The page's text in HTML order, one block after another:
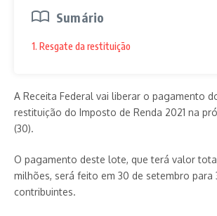
Sumário
1. Resgate da restituição
A Receita Federal vai liberar o pagamento
restituição do Imposto de Renda 2021 na
(30).
O pagamento deste lote, que terá valor
milhões, será feito em 30 de setembro para
contribuintes.